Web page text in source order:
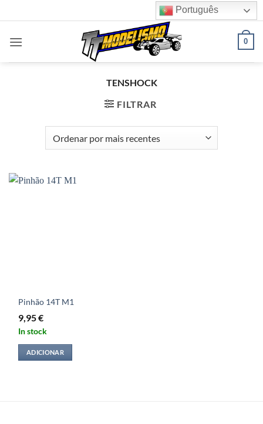
to
content
Português
0
TENSHOCK
FILTRAR
Pinhão 14T M1
9,95€
In stock
ADICIONAR